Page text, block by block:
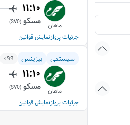
ماهان
11:10
مسکو (
SVO
)
جزئیات پروازنمایش قوانین
سیستمی بیزینس 099
ماهان
11:10
مسکو (
SVO
)
جزئیات پروازنمایش قوانین